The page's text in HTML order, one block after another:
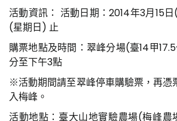
活動資訊： 活動日期：2014年3月15
(星期日) 止
購票地點及時間：翠峰分場(臺14甲
分至下午3點
※活動期間請至翠峰停車購驗票，再憑
入梅峰。
活動地點：臺大山地實驗農場(梅峰農